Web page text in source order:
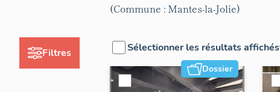
Filtres
(Commune : Mantes-la-Jolie)
Sélectionner les résultats affichés
Dossier